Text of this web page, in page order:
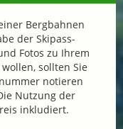
Bergbahnen
der Skipass-
Fotos zu Ihrem
sollten Sie
notieren
Nutzung der
inkludiert.